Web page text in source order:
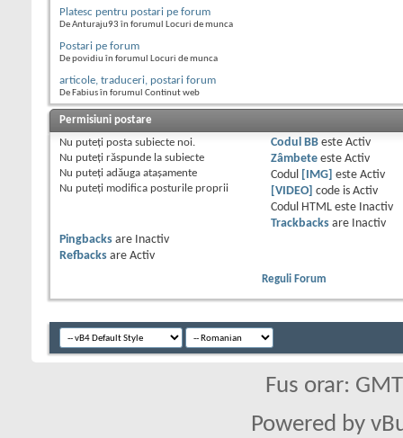
Platesc pentru postari pe forum
De Anturaju93 în forumul Locuri de munca
Postari pe forum
De povidiu în forumul Locuri de munca
articole, traduceri, postari forum
De Fabius în forumul Continut web
Permisiuni postare
Nu puteţi posta subiecte noi.
Nu puteţi răspunde la subiecte
Nu puteţi adăuga ataşamente
Nu puteţi modifica posturile proprii
Codul BBeste Activ
Zâmbeteeste Activ
Codul
[IMG] este Activ
[VIDEO]
code is Activ
Codul HTML este
Inactiv
Trackbacksare
Inactiv
Pingbacks are
Inactiv
Refbacks are Activ
Reguli Forum
Fus orar:
Powered by